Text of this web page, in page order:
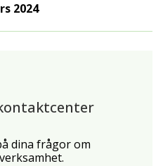
2024
dina frågor om